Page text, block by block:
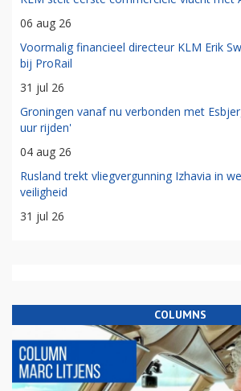
06 aug 26
Voormalig financieel directeur KLM Erik
bij ProRail
31 jul 26
Groningen vanaf nu verbonden met
uur rijden'
04 aug 26
Rusland trekt vliegvergunning Izhavia in
veiligheid
31 jul 26
COLUMNS